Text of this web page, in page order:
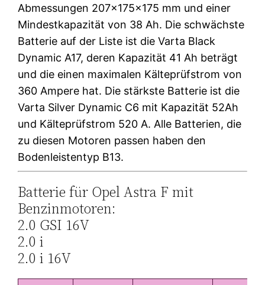
Abmessungen 207x175x175 mm und einer
Mindestkapazität von 38 Ah. Die schwächste
Batterie auf der Liste ist die Varta Black
Dynamic A17, deren Kapazität 41 Ah beträgt
und die einen maximalen Kälteprüfstrom von
360 Ampere hat. Die stärkste Batterie ist die
Varta Silver Dynamic C6 mit Kapazität 52Ah
und Kälteprüfstrom 520 A. Alle Batterien, die
zu diesen Motoren passen haben den
Bodenleistentyp B13.
Batterie für Opel Astra F mit
Benzinmotoren:
2.0 GSI 16V
2.0 i
2.0 i 16V